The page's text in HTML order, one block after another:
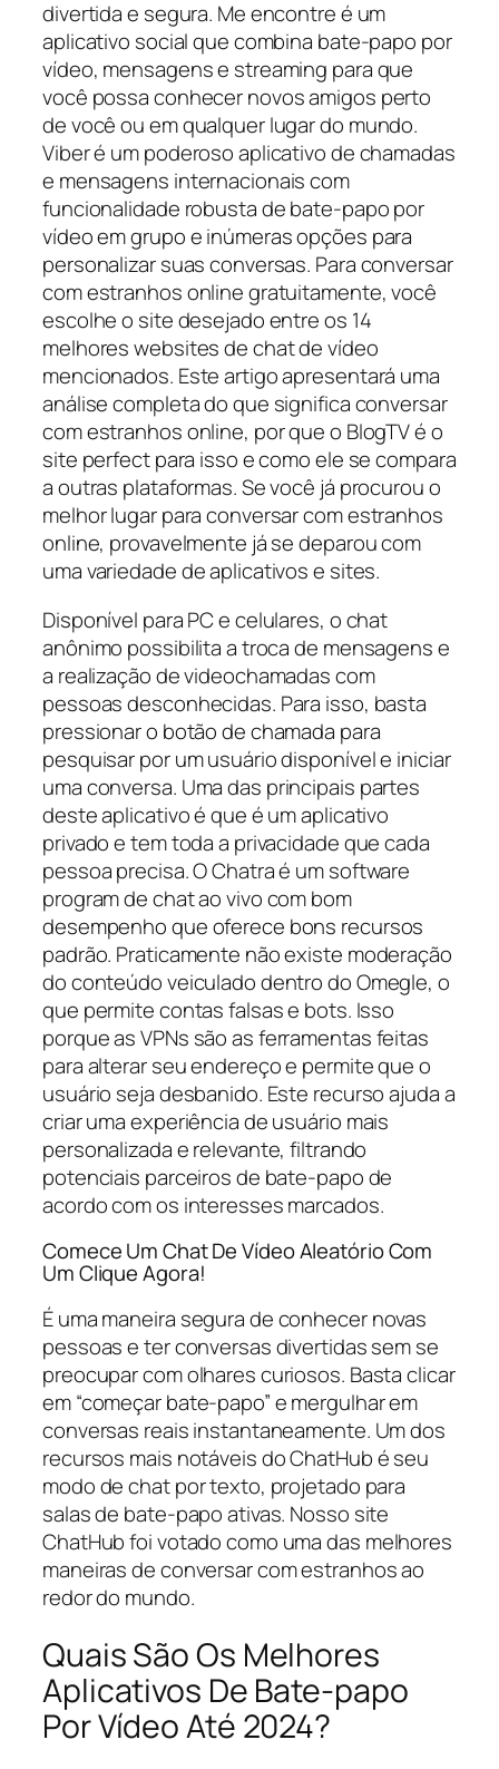
divertida e segura. Me encontre é um
aplicativo social que combina bate-papo por
vídeo, mensagens e streaming para que
você possa conhecer novos amigos perto
de você ou em qualquer lugar do mundo.
Viber é um poderoso aplicativo de chamadas
e mensagens internacionais com
funcionalidade robusta de bate-papo por
vídeo em grupo e inúmeras opções para
personalizar suas conversas. Para conversar
com estranhos online gratuitamente, você
escolhe o site desejado entre os 14
melhores websites de chat de vídeo
mencionados. Este artigo apresentará uma
análise completa do que significa conversar
com estranhos online, por que o BlogTV é o
site perfect para isso e como ele se compara
a outras plataformas. Se você já procurou o
melhor lugar para conversar com estranhos
online, provavelmente já se deparou com
uma variedade de aplicativos e sites.
Disponível para PC e celulares, o chat
anônimo possibilita a troca de mensagens e
a realização de videochamadas com
pessoas desconhecidas. Para isso, basta
pressionar o botão de chamada para
pesquisar por um usuário disponível e iniciar
uma conversa. Uma das principais partes
deste aplicativo é que é um aplicativo
privado e tem toda a privacidade que cada
pessoa precisa. O Chatra é um software
program de chat ao vivo com bom
desempenho que oferece bons recursos
padrão. Praticamente não existe moderação
do conteúdo veiculado dentro do Omegle, o
que permite contas falsas e bots. Isso
porque as VPNs são as ferramentas feitas
para alterar seu endereço e permite que o
usuário seja desbanido. Este recurso ajuda a
criar uma experiência de usuário mais
personalizada e relevante, filtrando
potenciais parceiros de bate-papo de
acordo com os interesses marcados.
Comece Um Chat De Vídeo Aleatório Com
Um Clique Agora!
É uma maneira segura de conhecer novas
pessoas e ter conversas divertidas sem se
preocupar com olhares curiosos. Basta clicar
em “começar bate-papo” e mergulhar em
conversas reais instantaneamente. Um dos
recursos mais notáveis do ChatHub é seu
modo de chat por texto, projetado para
salas de bate-papo ativas. Nosso site
ChatHub foi votado como uma das melhores
maneiras de conversar com estranhos ao
redor do mundo.
Quais São Os Melhores
Aplicativos De Bate-papo
Por Vídeo Até 2024?